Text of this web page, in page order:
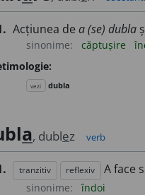
Acțiunea de a (se) dubla
sinonime: căptușire
vezi dubla
a, dublez verb
tranzitiv reflexiv A face
sinonime: îndoi